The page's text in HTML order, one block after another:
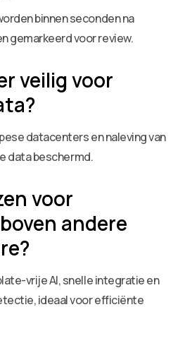
binnen seconden na
gemarkeerd voor review.
veilig voor
datacenters en naleving van
data beschermd.
voor
andere
vrije AI, snelle integratie en
ideaal voor efficiënte